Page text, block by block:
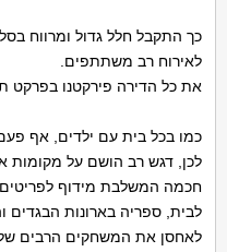
כך התקבל חלל גדול ומרווח
לאירוח רב משתתפים.
את כל הדירה פירקטנו בפרקט
כמו בכל בית עם ילדים, אף
לכן, דגש רב הושם על מקומות
חכמה המשלבת מידוף לפריטים
לבית, ספריה בארונות הבגדים
לאחסן את המשחקים הרבים של